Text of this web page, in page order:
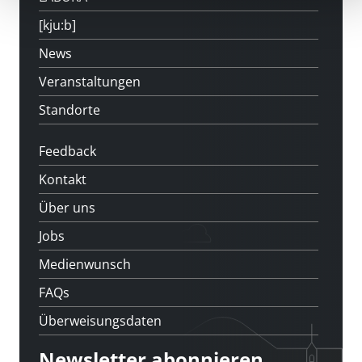
[kju:b]
News
Veranstaltungen
Standorte
Feedback
Kontakt
Über uns
Jobs
Medienwunsch
FAQs
Überweisungsdaten